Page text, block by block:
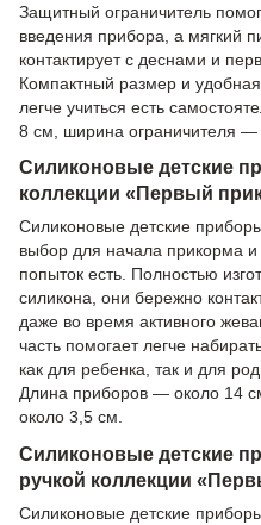
Защитный ограничитель
введения прибора, а мягкий
контактирует с деснами и
Компактный размер и
легче учиться есть
8 см, ширина ограничителя —
Силиконовые детские
коллекции «Первый
Силиконовые детские
выбор для начала прикорма
попыток есть. Полностью
силикона, они бережно
даже во время активного
часть помогает легче
как для ребенка, так и для
Длина приборов — около 14
около 3,5 см.
Силиконовые детские
ручкой коллекции
Силиконовые детские